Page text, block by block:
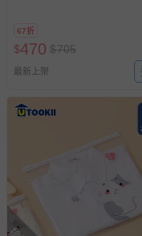
已出貨通知之訊息為
如您收到商品，請
情形，您可申請更
若您對於會員帳號
式、折價券與購物
問，你可詳見：
媽
預購商品：預購為
助取消退款事宜。
商品如因「價格、
會主動以簡訊及mail
67折
$470 $705
最新上架